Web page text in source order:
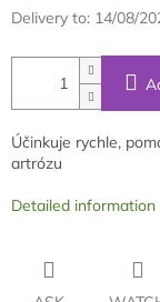
Delivery to: 14/08/
Účinkuje rychle,
artrózu
Detailed information